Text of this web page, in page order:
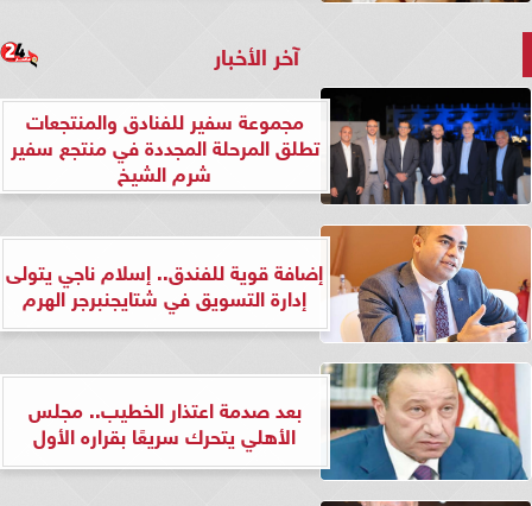
آخر الأخبار
مجموعة سفير للفنادق والمنتجعات
تطلق المرحلة المجددة في منتجع سفير
شرم الشيخ
إضافة قوية للفندق.. إسلام ناجي يتولى
إدارة التسويق في شتايجنبرجر الهرم
بعد صدمة اعتذار الخطيب.. مجلس
الأهلي يتحرك سريعًا بقراره الأول